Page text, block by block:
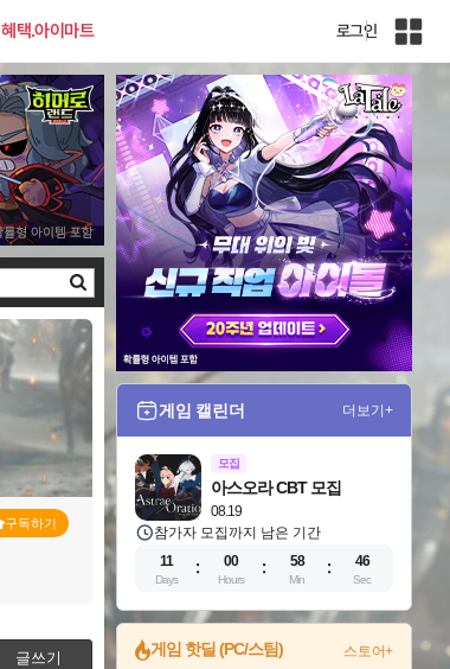
혜택.아이마트 로그인
인
벤
체
사
트
맵
검
색
구독하기
글쓰기
게임 캘린더 더보기+
모집
08.19
아스오라 CBT 모집
참가자 모집까지 남은 기간
11
Days
00
Hours
58
Min
45
Sec
게임 핫딜 (PC/스팀) 스토어+